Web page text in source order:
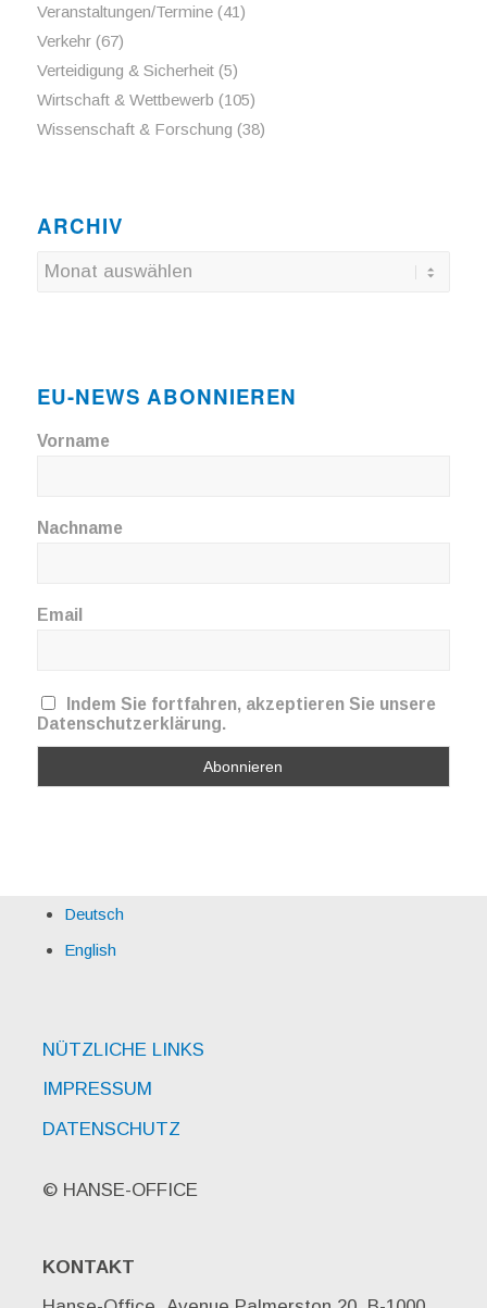
Veranstaltungen/Termine(41)
Verkehr(67)
Verteidigung & Sicherheit(5)
Wirtschaft & Wettbewerb (105)
Wissenschaft & Forschung (38)
ARCHIV
EU-NEWS ABONNIEREN
Vorname
Nachname
Email
Indem Sie fortfahren, akzeptieren Sie unsere
Datenschutzerklärung.
Deutsch
English
NÜTZLICHE LINKS
IMPRESSUM
DATENSCHUTZ
© HANSE-OFFICE
KONTAKT